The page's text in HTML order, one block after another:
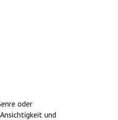
oder
und